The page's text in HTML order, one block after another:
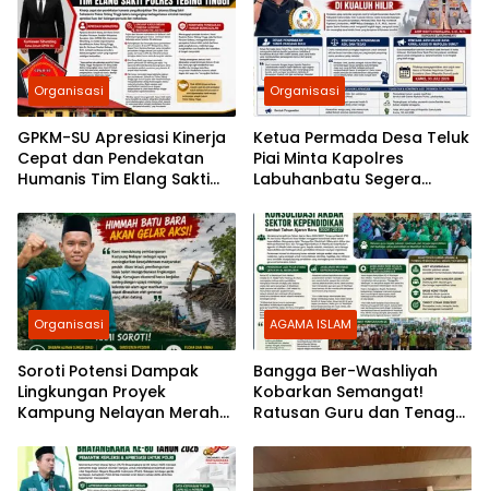
Organisasi
GPKM-SU Apresiasi Kinerja
Cepat dan Pendekatan
Humanis Tim Elang Sakti
Organisasi
Ketua Permada Desa Teluk
Piai Minta Kapolres
Labuhanbatu Segera
di Kualuh Hilir
Organisasi
Soroti Potensi Dampak
Lingkungan Proyek
Kampung Nelayan Merah
akan Gelar Aksi
AGAMA ISLAM
Bangga Ber-Washliyah
Kobarkan Semangat!
Ratusan Guru dan Tenaga
Kota Medan